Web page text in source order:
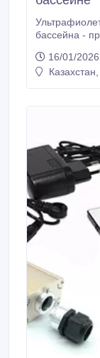
бассейна -
обработка
16/01/